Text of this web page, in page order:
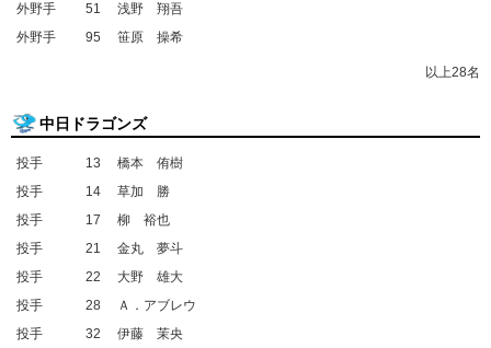
外野手
51
浅野 翔吾
外野手
95 笹原 操希
以上28名
中日ドラゴンズ
投手 13
橋本 侑樹
投手
14
草加 勝
投手
17
柳 裕也
投手
21
金丸 夢斗
投手
22
大野 雄大
投手
28
Ａ．アブレウ
投手
32
伊藤 茉央